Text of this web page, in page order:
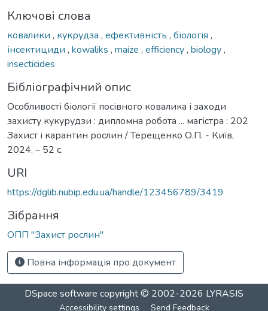
Ключові слова
ковалики , кукрудза , ефективність , біологія ,
інсектициди , kowaliks , maize , efficiency, biology,
insecticides
Бібліографічний опис
Особливості біології посівного ковалика і заходи
захисту кукурудзи : дипломна робота ... магістра : 202
Захист і карантин рослин / Терещенко О.П. - Київ,
2024. – 52 с.
URI
https://dglib.nubip.edu.ua/handle/123456789/3419
Зібрання
ОПП "Захист рослин"
Повна інформація про документ
DSpace software copyright © 2002-2026 LYRASIS
Accessibility settings Send Feedback